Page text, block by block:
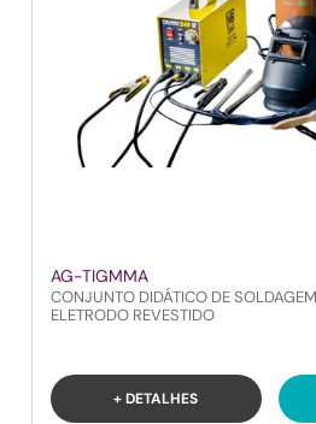
AG-TIGMMA
CONJUNTO DIDÁTICO DE
ELETRODO REVESTIDO
+ DETALHES